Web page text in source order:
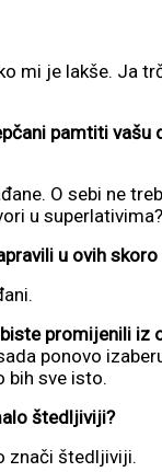
mi je lakše. Ja
pamtiti vašu
O sebi ne
u
u ovih
promijenili iz
ponovo
bih sve isto.
štedljiviji?
znači štedljiviji.